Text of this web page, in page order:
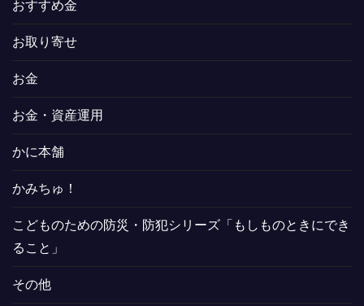
おすすめ金
お取り寄せ
お金
お金・資産運用
かに本舗
かみちゅ！
こどものための防災・防犯シリーズ「もしものときにでき
ること」
その他